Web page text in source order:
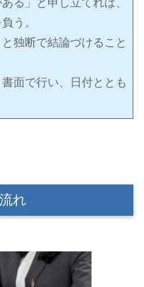
る」と申し立てれば、
う。
独断で結論づけること
面で行い、日付ととも
れ